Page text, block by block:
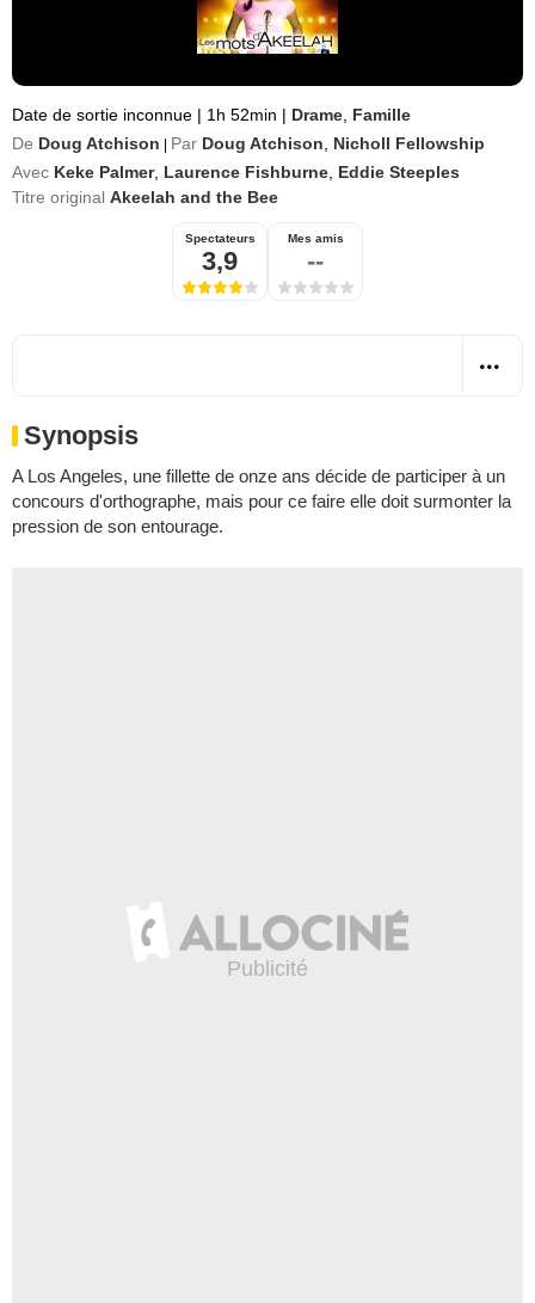
Date de sortie inconnue | 1h 52min | Drame Famille
De Doug Atchison Par Doug Atchison
Nicholl Fellowship
Avec Keke Palmer, Laurence Fishburne Eddie Steeples
Titre original Akeelah and the Bee
Spectateurs
3,9
Mes amis
--
Synopsis
A Los Angeles, une fillette de onze ans décide de participer à un
concours d'orthographe, mais pour ce faire elle doit surmonter la
pression de son entourage.